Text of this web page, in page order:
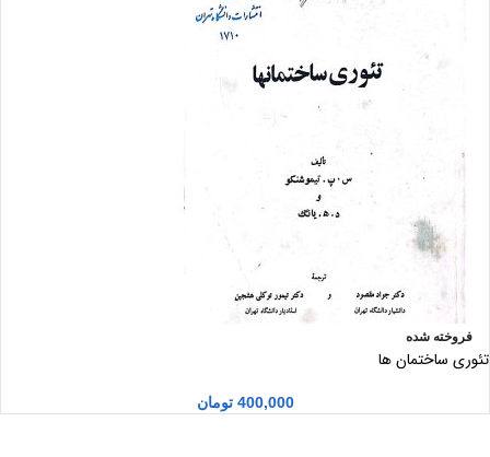
فروخته شده
تئوری ساختمان ها
400,000 تومان